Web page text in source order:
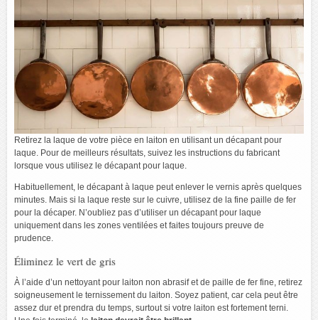
Retirez la laque de votre pièce en laiton en utilisant un décapant pour
laque. Pour de meilleurs résultats, suivez les instructions du fabricant
lorsque vous utilisez le décapant pour laque.
Habituellement, le décapant à laque peut enlever le vernis après quelques
minutes. Mais si la laque reste sur le cuivre, utilisez de la fine paille de fer
pour la décaper. N’oubliez pas d’utiliser un décapant pour laque
uniquement dans les zones ventilées et faites toujours preuve de
prudence.
Éliminez le vert de gris
À l’aide d’un nettoyant pour laiton non abrasif et de paille de fer fine, retirez
soigneusement le ternissement du laiton. Soyez patient, car cela peut être
assez dur et prendra du temps, surtout si votre laiton est fortement terni.